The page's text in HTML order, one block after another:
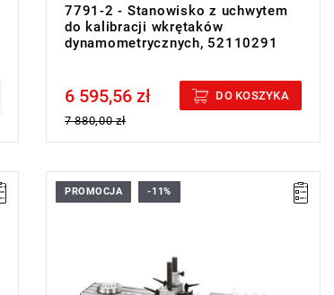
7791-2 - Stanowisko z uchwytem
do kalibracji wkrętaków
dynamometrycznych, 52110291
Price tax included
6 595,56 zł
7 880,00 zł
DO KOSZYKA
PROMOCJA -11%